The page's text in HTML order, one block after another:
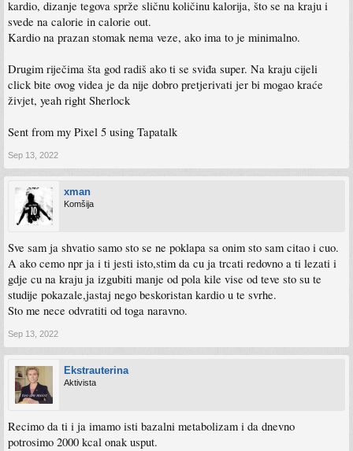
kardio, dizanje tegova sprže sličnu količinu kalorija, što se na kraju i
svede na calorie in calorie out.
Kardio na prazan stomak nema veze, ako ima to je minimalno.
Drugim riječima šta god radiš ako ti se sviđa super. Na kraju cijeli
click bite ovog videa je da nije dobro pretjerivati jer bi mogao kraće
živjet, yeah right Sherlock
Sent from my Pixel 5 using Tapatalk
Sep 13, 2022
xman
Komšija
Sve sam ja shvatio samo sto se ne poklapa sa onim sto sam citao i cuo.
A ako cemo npr ja i ti jesti isto,stim da cu ja trcati redovno a ti lezati i
gdje cu na kraju ja izgubiti manje od pola kile vise od teve sto su te
studije pokazale,jastaj nego beskoristan kardio u te svrhe.
Sto me nece odvratiti od toga naravno.
Sep 13, 2022
Ekstrauterina
Aktivista
Recimo da ti i ja imamo isti bazalni metabolizam i da dnevno
potrosimo 2000 kcal onak usput.